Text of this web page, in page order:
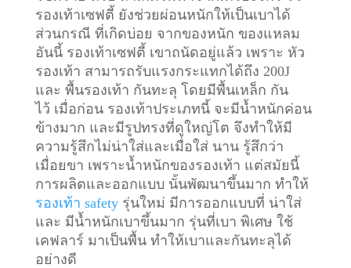
รองเท้าเซฟตี้ ยังช่วยผ่อนหนักให้เป็นเบาได้
ส่วนกรณี ที่เกิดบ่อย จากของหนัก ของแหลม
อันนี้ รองเท้าเซฟตี้ เขาถนัดอยู่แล้ว เพราะ หัว
รองเท้า สามารถรับแรงกระแทกได้ถึง 200J
และ พื้นรองเท้า กันทะลุ โดยมีพื้นเหล็ก กัน
ไว้ เมื่อก่อน รองเท้าประเภทนี้ จะมีน้ำหนักค่อน
ข้างมาก และมีรูปทรงที่ดูใหญ่โต จึงทำให้มี
ความรู้สึกไม่น่าใส่และเมื่อใส่ นาน รู้สึกว่า
เมื่อยขา เพราะน้ำหนักของรองเท้า แต่สมัยนี้
การผลิตและออกแบบ นั้นพัฒนาขึ้นมาก ทำให้
รองเท้า safetyรุ่นใหม่ มีการออกแบบที่ น่าใส่
และ มีน้ำหนักเบาขึ้นมาก รุ่นที่เบา พิเศษ ใช้
เคฟลาร์ มาเป็นพื้น ทำให้เบาและกันทะลุได้
อย่างดี